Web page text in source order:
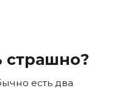
страшно?
есть два